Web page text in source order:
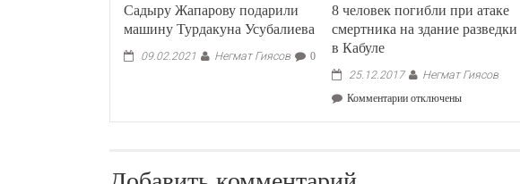
Садыру Жапарову подарили
машину Турдакуна Усубалиева
09.02.2021 Негмат Гиясов 0
8 человек погибли при атаке
смертника на здание разведки
в Кабуле
25.12.2017 Негмат Гиясов
Комментариикотключены